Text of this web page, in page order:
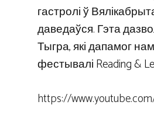
гастролі ў
даведаўся. Гэта
Тыгра, які дапамог
фестывалі Reading &
https://